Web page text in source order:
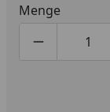
Menge